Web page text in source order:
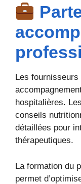
Les
hospitalières.
conseils
détaillées pour
thérapeutiques.
La formation du
permet